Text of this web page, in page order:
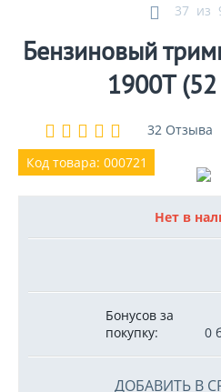
37 из
Бензиновый
1900T
32 Отзыва
Код товара: 000721
Нет в
Бонусов за
покупку:
0
ДОБАВИТЬ В